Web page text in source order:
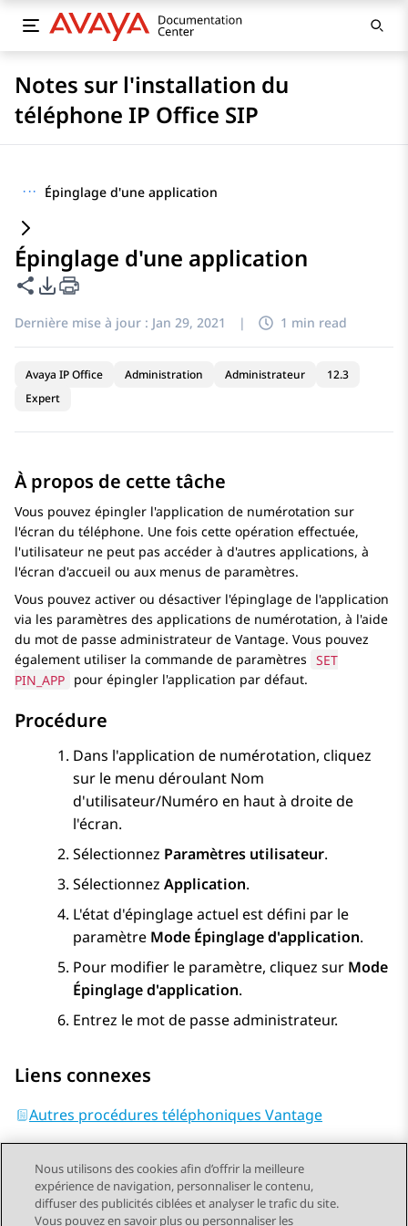
Notes sur l'installation du
téléphone IP Office SIP
··· Épinglage d'une application
Épinglage d'une application
Partager cette page
Options d'exportation PDF
Dernière mise à jour : Jan 29, 2021 | 1 min read
Avaya IP Office Administration Administrateur
12.3
Expert
À propos de cette tâche
Vous pouvez épingler l'application de numérotation sur
l'écran du téléphone. Une fois cette opération effectuée,
l'utilisateur ne peut pas accéder à d'autres applications, à
l'écran d'accueil ou aux menus de paramètres.
Vous pouvez activer ou désactiver l'épinglage de l'application
via les paramètres des applications de numérotation, à l'aide
du mot de passe administrateur de Vantage. Vous pouvez
également utiliser la commande de paramètres SET
PIN_APP pour épingler l'application par défaut.
Procédure
Dans l'application de numérotation, cliquez
sur le menu déroulant Nom
d'utilisateur/Numéro en haut à droite de
l'écran.
Sélectionnez Paramètres utilisateur.
Sélectionnez Application.
L'état d'épinglage actuel est défini par le
paramètre Mode Épinglage d'application.
Pour modifier le paramètre, cliquez sur Mode
Épinglage d'application.
Entrez le mot de passe administrateur.
Liens connexes
Autres procédures téléphoniques Vantage
Nous utilisons des cookies afin d’offrir la meilleure
expérience de navigation, personnaliser le contenu,
diffuser des publicités ciblées et analyser le trafic du site.
Vous pouvez en savoir plus ou personnaliser les